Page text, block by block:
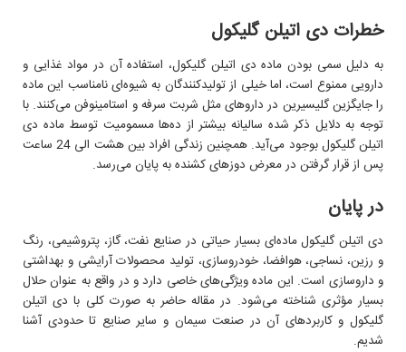
خطرات دی اتیلن گلیکول
به دلیل سمی بودن ماده دی اتیلن گلیکول، استفاده آن در مواد غذایی و
دارویی ممنوع است، اما خیلی از تولید‌کنندگان به شیوه‌ای نامناسب این ماده
را جایگزین گلیسیرین در داروهای مثل شربت سرفه و استامینوفن می‌کنند. با
توجه به دلایل ذکر شده سالیانه بیشتر از ده‌ها مسمومیت توسط ماده دی
اتیلن گلیکول بوجود می‌آید. همچنین زندگی افراد بین هشت الی 24 ساعت
پس از قرار گرفتن در معرض دوزهای کشنده به پایان می‌رسد.
در پایان
دی اتیلن گلیکول ماده‌ای بسیار حیاتی در صنایع نفت، گاز، پتروشیمی،‌ رنگ
و رزین، نساجی، هوافضا، خودروسازی، تولید محصولات آرایشی و بهداشتی
و داروسازی است. این ماده ویژگی‌های خاصی دارد و در واقع به عنوان حلال
بسیار مؤثری شناخته می‌شود. در مقاله حاضر به صورت کلی با دی اتیلن
گلیکول و کاربردهای آن در صنعت سیمان و سایر صنایع تا حدودی آشنا
شدیم.